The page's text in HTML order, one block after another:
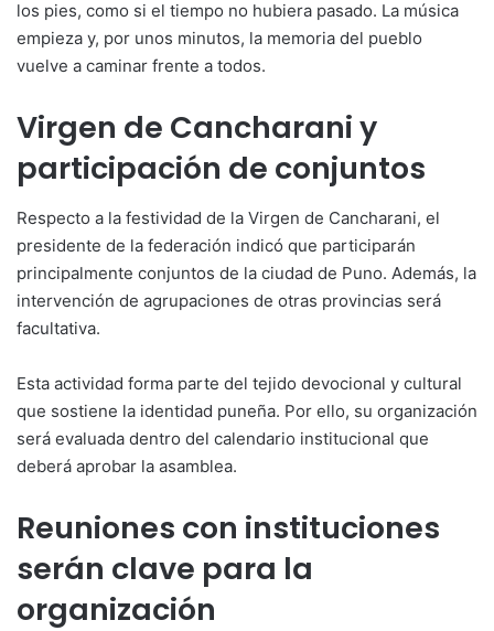
los pies, como si el tiempo no hubiera pasado. La música
empieza y, por unos minutos, la memoria del pueblo
vuelve a caminar frente a todos.
Virgen de Cancharani y
participación de conjuntos
Respecto a la festividad de la Virgen de Cancharani, el
presidente de la federación indicó que participarán
principalmente conjuntos de la ciudad de Puno. Además, la
intervención de agrupaciones de otras provincias será
facultativa.
Esta actividad forma parte del tejido devocional y cultural
que sostiene la identidad puneña. Por ello, su organización
será evaluada dentro del calendario institucional que
deberá aprobar la asamblea.
Reuniones con instituciones
serán clave para la
organización